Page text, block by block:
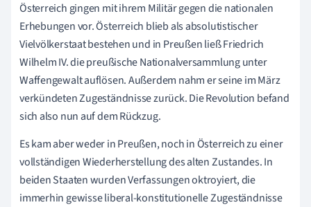
Österreich gingen mit ihrem Militär gegen die nationalen
Erhebungen vor. Österreich blieb als absolutistischer
Vielvölkerstaat bestehen und in Preußen ließ Friedrich
Wilhelm IV. die preußische Nationalversammlung unter
Waffengewalt auflösen. Außerdem nahm er seine im März
verkündeten Zugeständnisse zurück. Die Revolution befand
sich also nun auf dem Rückzug.
Es kam aber weder in Preußen, noch in Österreich zu einer
vollständigen Wiederherstellung des alten Zustandes. In
beiden Staaten wurden Verfassungen oktroyiert, die
immerhin gewisse liberal-konstitutionelle Zugeständnisse